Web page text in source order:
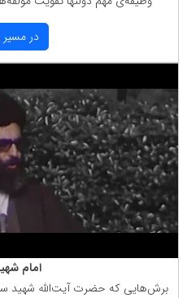
در
امام
برش‌هایی كه حضرت آیت‌الله شهید